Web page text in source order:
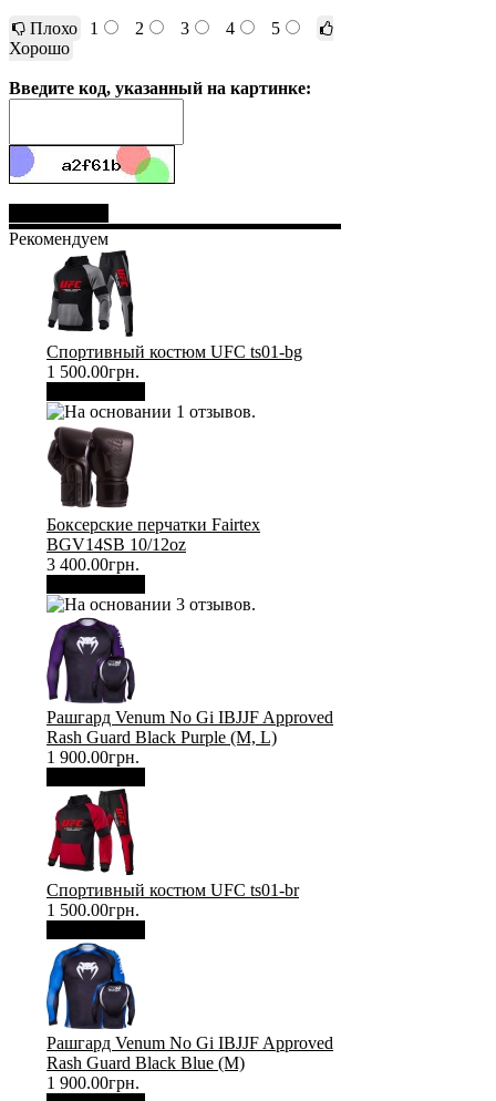
Плохо 1 2 3 4
5
Хорошо
Введите код, указанный на картинке:
Рекомендуем
Спортивный костюм UFC ts01-bg
1 500.00грн.
Боксерские перчатки Fairtex
BGV14SB 10/12oz
3 400.00грн.
Рашгард Venum No Gi IBJJF Approved
Rash Guard Black Purple (М, L)
1 900.00грн.
Спортивный костюм UFC ts01-br
1 500.00грн.
Рашгард Venum No Gi IBJJF Approved
Rash Guard Black Blue (М)
1 900.00грн.